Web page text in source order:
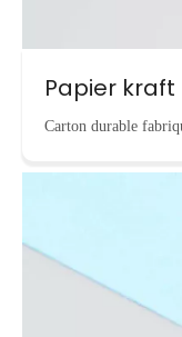
Papier kraft
Carton durable